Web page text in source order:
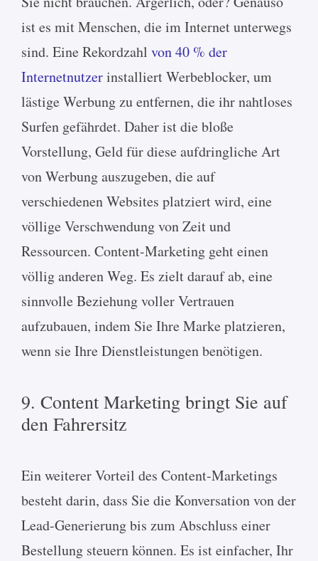
ist es mit Menschen, die im Internet unterwegs
sind. Eine Rekordzahl von 40 % der
Internetnutzerinstalliert Werbeblocker, um
lästige Werbung zu entfernen, die ihr nahtloses
Surfen gefährdet. Daher ist die bloße
Vorstellung, Geld für diese aufdringliche Art
von Werbung auszugeben, die auf
verschiedenen Websites platziert wird, eine
völlige Verschwendung von Zeit und
Ressourcen. Content-Marketing geht einen
völlig anderen Weg. Es zielt darauf ab, eine
sinnvolle Beziehung voller Vertrauen
aufzubauen, indem Sie Ihre Marke platzieren,
wenn sie Ihre Dienstleistungen benötigen.
9. Content Marketing bringt Sie auf
den Fahrersitz
Ein weiterer Vorteil des Content-Marketings
besteht darin, dass Sie die Konversation von der
Lead-Generierung bis zum Abschluss einer
Bestellung steuern können. Es ist einfacher, Ihr